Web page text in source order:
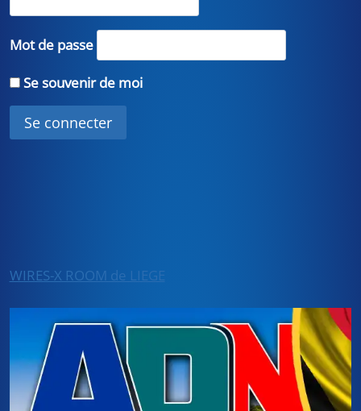
Mot de passe
Se souvenir de moi
WIRES-X ROOM de LIEGE